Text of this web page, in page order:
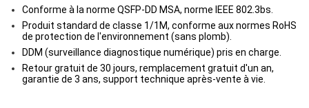
Conforme à la norme QSFP-DD MSA, norme IEEE 802.3bs.
Produit standard de classe 1/1M, conforme aux normes RoHS
de protection de l'environnement (sans plomb).
DDM (surveillance diagnostique numérique) pris en charge.
Retour gratuit de 30 jours, remplacement gratuit d'un an,
garantie de 3 ans, support technique après-vente à vie.